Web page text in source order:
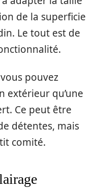
de la superficie
Le tout est de
pouvez
extérieur qu’une
Ce peut être
détentes, mais
comité.